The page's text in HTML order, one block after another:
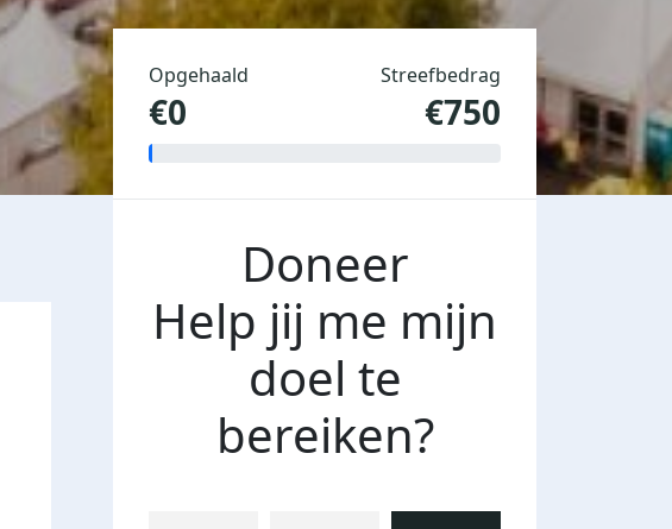
Opgehaald
€0
Streefbedrag
€750
Doneer
Help jij me mijn
doel te
bereiken?